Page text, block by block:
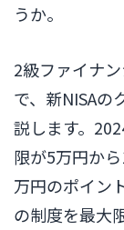
うか。
2級ファイナ
で、新NISAの
説します。
限が5万円か
万円のポイン
の制度を最大